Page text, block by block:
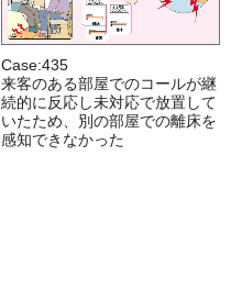
Case:435
来客のある部屋でのコールが継
続的に反応し未対応で放置して
いたため、別の部屋での離床を
感知できなかった